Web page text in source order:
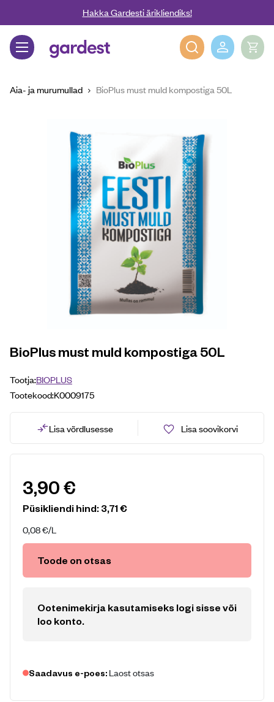
Liigu edasi põhisisu juurdeHakka Gardesti ärikliendiks!
Gardest
Aia- ja murumullad BioPlus must muld kompostiga 50L
BioPlus must muld kompostiga 50L
Tootja:BIOPLUS
Tootekood:K0009175
Lisa võrdlusesse Lisa soovikorvi
3,90€
Püsikliendi hind:3,71€
0,08€/L
Toode on otsas
Ootenimekirja kasutamiseks logi sisse või
loo konto.
Saadavus e-poes: Laost otsas